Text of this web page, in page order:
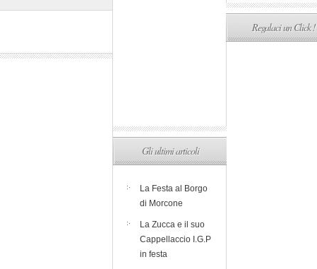
Gli ultimi articoli
La Festa al Borgo
di Morcone
La Zucca e il suo
Cappellaccio I.G.P
in festa
Regalaci un Click !